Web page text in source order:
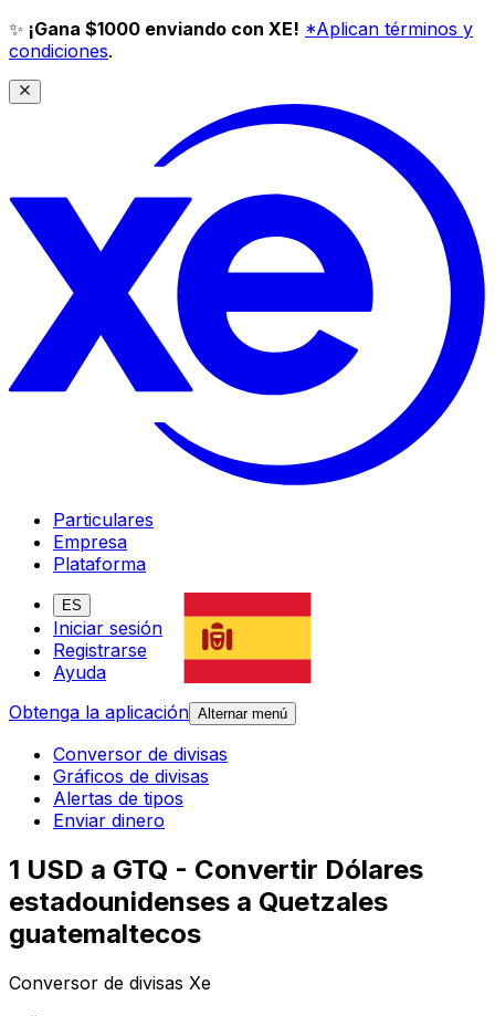
✨ ¡Gana $1000 enviando con XE! *Aplican términos y
condiciones.
Particulares
Empresa
Plataforma
ES
Iniciar sesión
Registrarse
Ayuda
Obtenga la aplicación Alternar menú
Conversor de divisas
Gráficos de divisas
Alertas de tipos
Enviar dinero
1 USD a GTQ - Convertir Dólares
estadounidenses a Quetzales
guatemaltecos
Conversor de divisas Xe